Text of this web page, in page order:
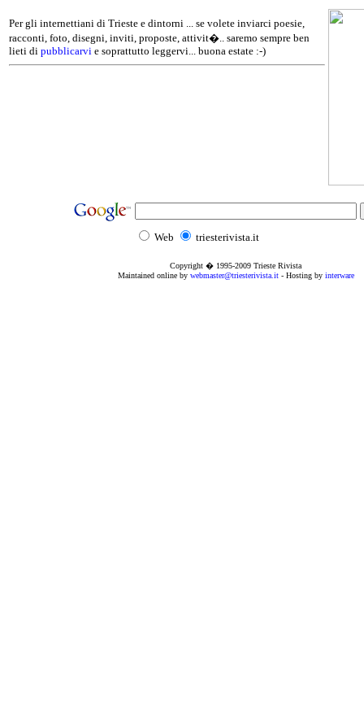
Per gli internettiani di Trieste e dintorni ... se volete inviarci poesie,
racconti, foto, disegni, inviti, proposte, attivit�.. saremo sempre ben
lieti di pubblicarvi e soprattutto leggervi... buona estate :-)
Web triesterivista.it
Copyright � 1995-2009 Trieste Rivista
Maintained online by webmaster@triesterivista.it- Hosting by interware